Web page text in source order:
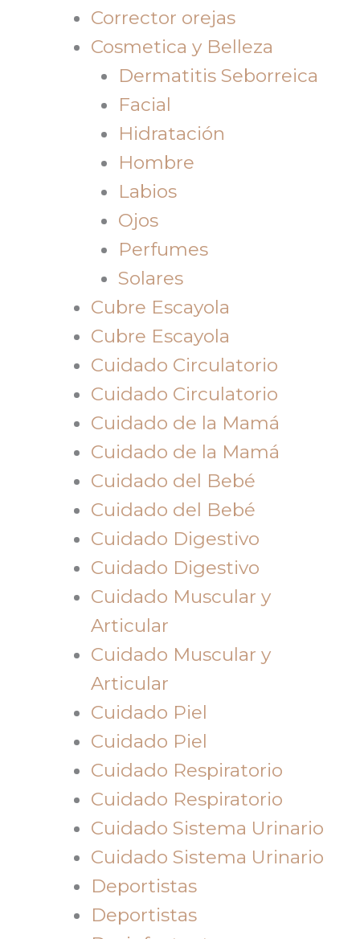
Corrector orejas
Cosmetica y Belleza
Dermatitis Seborreica
Facial
Hidratación
Hombre
Labios
Ojos
Perfumes
Solares
Cubre Escayola
Cubre Escayola
Cuidado Circulatorio
Cuidado Circulatorio
Cuidado de la Mamá
Cuidado de la Mamá
Cuidado del Bebé
Cuidado del Bebé
Cuidado Digestivo
Cuidado Digestivo
Cuidado Muscular y
Articular
Cuidado Muscular y
Articular
Cuidado Piel
Cuidado Piel
Cuidado Respiratorio
Cuidado Respiratorio
Cuidado Sistema Urinario
Cuidado Sistema Urinario
Deportistas
Deportistas